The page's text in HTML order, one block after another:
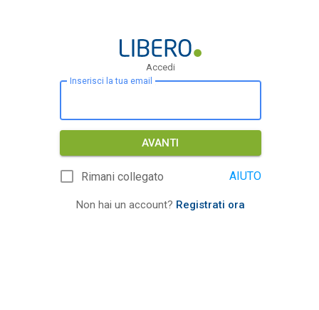
Accedi
Inserisci la tua email
AVANTI
Rimani collegato AIUTO
Non hai un account? Registrati ora